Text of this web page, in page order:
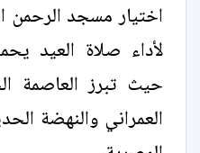
اختيار مسجد الرحمن
لأداء صلاة العيد
حيث تبرز العاصمة
العمراني والنهضة